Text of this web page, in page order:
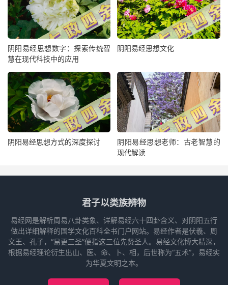
阴阳易经思想数字：探索传统智
慧在现代科技中的应用
阴阳易经思想文化
阴阳易经思想方式的深度探讨
阴阳易经思想老师：古老智慧的
现代解读
君子以类族辨物
易经网是解析周易八卦类象、详解易经六十四卦含义、对阴阳五行
做出详细解释的国学文化百科全书门户网站。易经作者是伏羲、周
文王、孔子，“易更三圣”便指这三位先贤圣人。易经文化博大精深，
根据易经理论衍生出山、医、命、卜、相，后世称为“五术”，易经实
为华夏文明之本。